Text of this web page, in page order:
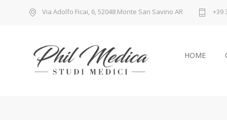
Via Adolfo Ficai, 6, 52048 Monte San Savino AR +39
HOME